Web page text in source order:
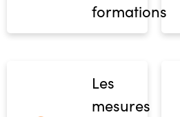
formations
Les
mesures